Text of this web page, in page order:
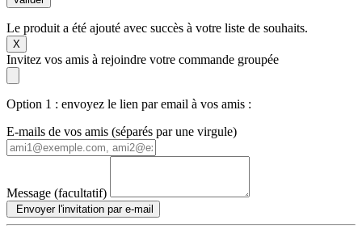
Le produit a été ajouté avec succès à votre liste de souhaits.
X
Invitez vos amis à rejoindre votre commande groupée
Option 1 : envoyez le lien par email à vos amis :
E-mails de vos amis (séparés par une virgule)
Message (facultatif)
Envoyer l'invitation par e-mail